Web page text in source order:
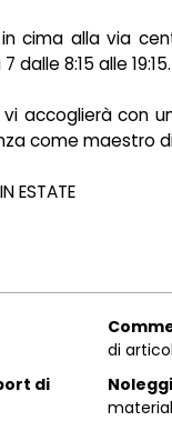
cima alla via
dalle 8:15 alle 19:15.
accoglierà con
come maestro
ESTATE
di
di